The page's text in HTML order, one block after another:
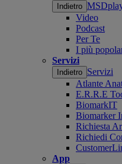
Indietro
Video
Podcast
Per Te
I più
Servizi
Indietro Servizi
Atlante
E.R.R.E
BiomarkIT
Biomarker
Richiesta
Richiedi
App